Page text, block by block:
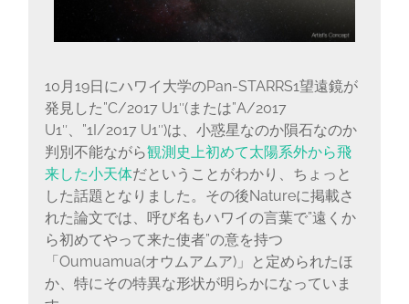
10月19日にハワイ大学のPan-STARRS1望遠鏡が
発見した”C/2017 U1″(または”A/2017
U1″、”1I/2017 U1″)は、小惑星なのか隕石なのか
判別不能ながら観測史上初めて太陽系外から飛
来した小天体だということがわかり、ちょっと
した話題となりました。その後Natureに掲載さ
れた論文では、呼び名もハワイの言葉で”遠くか
ら初めてやって来た使者”の意を持つ
「Oumuamua(オウムアムア)」と定められたほ
か、特にその特異な形状が明らかになっていま